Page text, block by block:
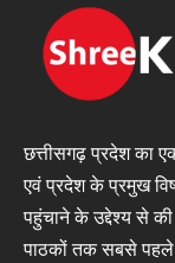
छत्तीसगढ़ प्रदेश का
एवं प्रदेश के प्रमुख
पहुंचाने के उद्देश्य से
पाठकों तक सबसे पहले